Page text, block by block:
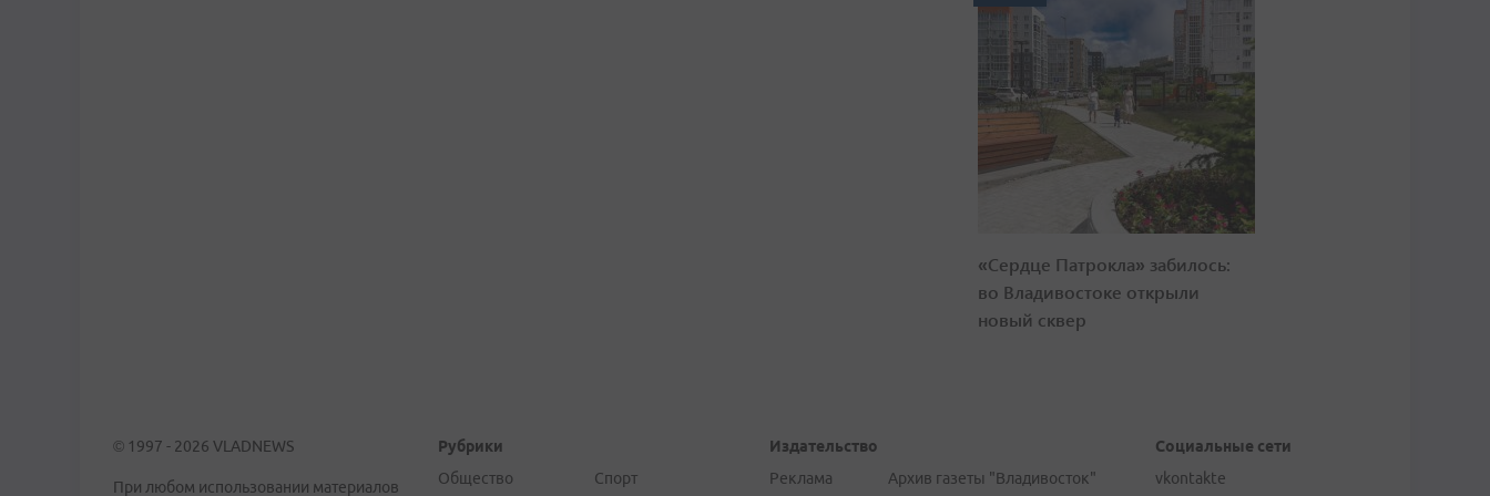
«Сердце Патрокла» забилось:
во Владивостоке открыли
новый сквер
© 1997 - 2026 VLADNEWS
При любом использовании материалов
Рубрики
Общество
Спорт
Издательство
Реклама
Архив газеты "Владивосток"
Социальные сети
vkontakte